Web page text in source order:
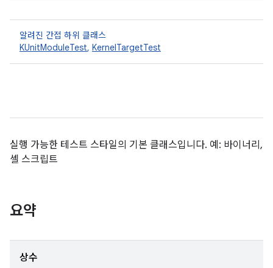
알려진 간접 하위 클래스
KUnitModuleTest, KernelTargetTest
실행 가능한 테스트 스타일의 기본 클래스입니다. 예: 바이너리,
셸 스크립트
요약
상수